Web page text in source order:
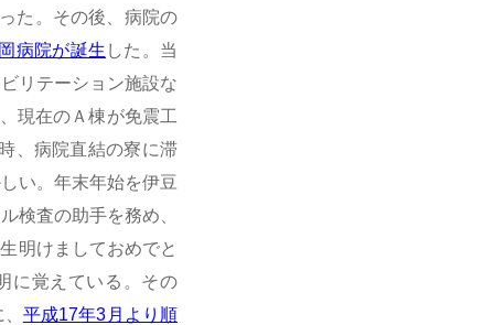
た。その後、病院の
病院が誕生 した。当
リテーション施設な
現在のＡ棟が免震工
、病院直結の寮に滞
い。年末年始を伊豆
検査の助手を務め、
明けましておめでと
に覚えている。その
平成17年3月より順